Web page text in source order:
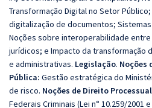
Transformação Digital no Setor
digitalização de documentos;
Noções sobre interoperabilidade
jurídicos; e Impacto da transformação
e administrativas. Legislação. Noções
Pública: Gestão estratégica do
de risco. Noções de Direito
Federais Criminais (Lei n° 10.259/